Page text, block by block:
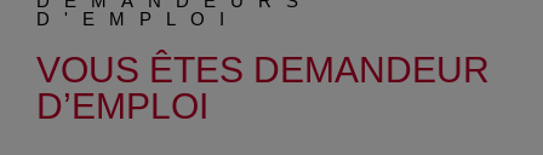
D'EMPLOI
VOUS ÊTES DEMANDEUR
D’EMPLOI